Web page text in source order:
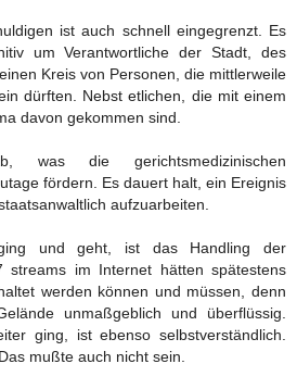
ist auch schnell eingegrenzt. Es
um Verantwortliche der Stadt, des
Kreis von Personen, die mittlerweile
dürften. Nebst etlichen, die mit einem
davon gekommen sind.
was die gerichtsmedizinischen
fördern. Es dauert halt, ein Ereignis
aufzuarbeiten.
und geht, ist das Handling der
streams im Internet hätten spätestens
werden können und müssen, denn
unmaßgeblich und überflüssig.
ging, ist ebenso selbstverständlich.
mußte auch nicht sein.